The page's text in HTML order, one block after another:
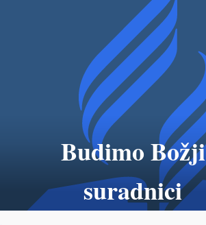
Budimo Božji
suradnici